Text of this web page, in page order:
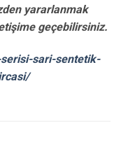
yararlanmak
geçebilirsiniz.
sari-sentetik-